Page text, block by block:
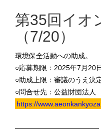
第35回イオ
（7/20）
環境保全活動への助成。
○応募期限：2025年7月20
○助成上限：審議のうえ決
○問合せ先：公益財団法
https://
————————————